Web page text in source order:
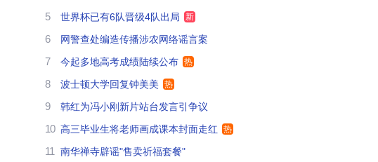
想看就去 不想看就不去呗 不存在道德绑架吧
436
冯的，就不看了
5 世界杯已有6队晋级4队出局 新
6 网警查处编造传播涉农网络谣言案
7 今起多地高考成绩陆续公布 热
8 波士顿大学回复钟美美 热
9 韩红为冯小刚新片站台发言引争议
10 高三毕业生将老师画成课本封面走红 热
11 南华禅寺辟谣"售卖祈福套餐"